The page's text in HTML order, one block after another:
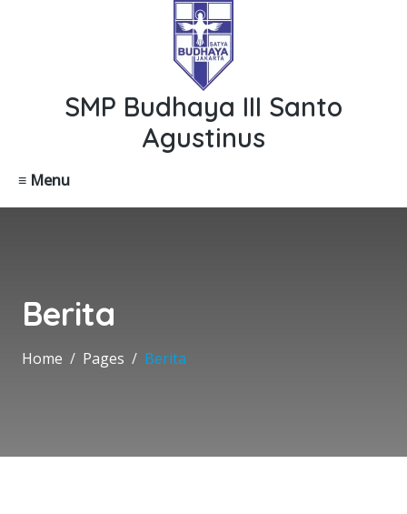
SMP Budhaya III Santo
Agustinus
≡ Menu
Berita
Home Pages Berita